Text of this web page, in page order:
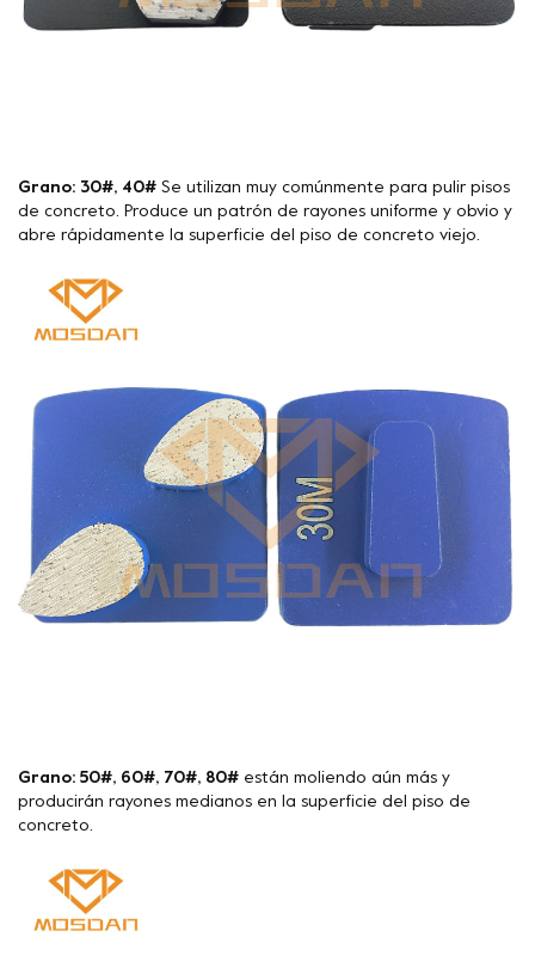
Grano: 30#, 40# Se utilizan muy comúnmente para pulir pisos
de concreto. Produce un patrón de rayones uniforme y obvio y
abre rápidamente la superficie del piso de concreto viejo.
Grano: 50#, 60#, 70#, 80# están moliendo aún más y
producirán rayones medianos en la superficie del piso de
concreto.